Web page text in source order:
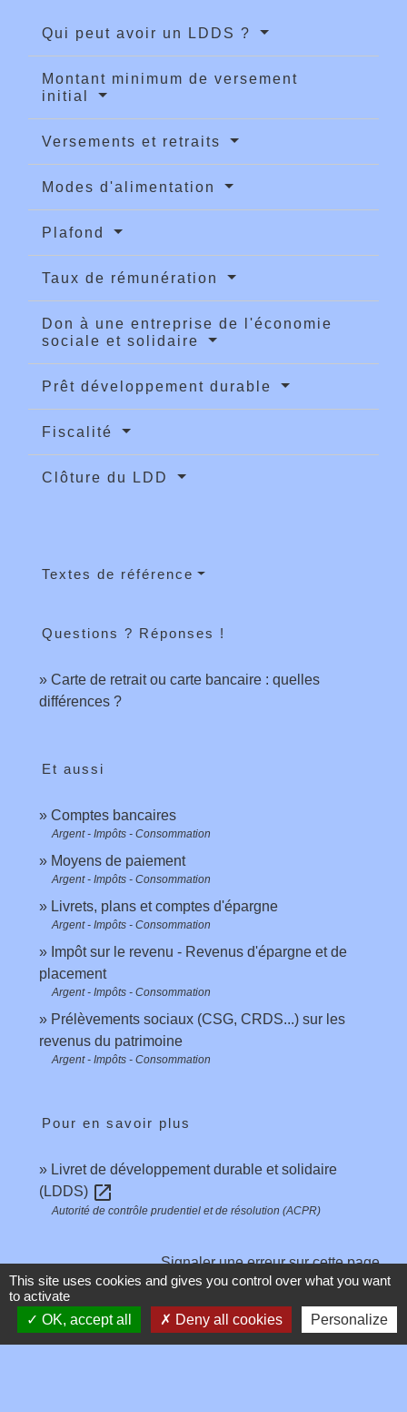
Qui peut avoir un LDDS ?
Montant minimum de versement
initial
Versements et retraits
Modes d'alimentation
Plafond
Taux de rémunération
Don à une entreprise de l'économie
sociale et solidaire
Prêt développement durable
Fiscalité
Clôture du LDD
Textes de référence
Questions ? Réponses !
Carte de retrait ou carte bancaire : quelles
différences ?
Et aussi
Comptes bancaires
Argent - Impôts - Consommation
Moyens de paiement
Argent - Impôts - Consommation
Livrets, plans et comptes d'épargne
Argent - Impôts - Consommation
Impôt sur le revenu - Revenus d'épargne et de
placement
Argent - Impôts - Consommation
Prélèvements sociaux (CSG, CRDS...) sur les
revenus du patrimoine
Argent - Impôts - Consommation
Pour en savoir plus
Livret de développement durable et solidaire
(LDDS) open_in_new
Autorité de contrôle prudentiel et de résolution (ACPR)
Signaler une erreur sur cette page
This site uses cookies and gives you control over what you want
to activate
OK, accept all
Deny all cookies Personalize